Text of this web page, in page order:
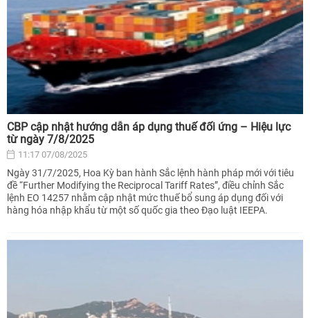
CBP cập nhật hướng dẫn áp dụng thuế đối ứng – Hiệu lực
từ ngày 7/8/2025
11:17 07/08/2025
Ngày 31/7/2025, Hoa Kỳ ban hành Sắc lệnh hành pháp mới với tiêu
đề “Further Modifying the Reciprocal Tariff Rates”, điều chỉnh Sắc
lệnh EO 14257 nhằm cập nhật mức thuế bổ sung áp dụng đối với
hàng hóa nhập khẩu từ một số quốc gia theo Đạo luật IEEPA.